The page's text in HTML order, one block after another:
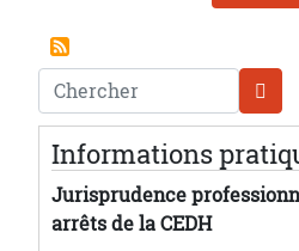
Chercher
Informations
Jurisprudence
arrêts de la CEDH